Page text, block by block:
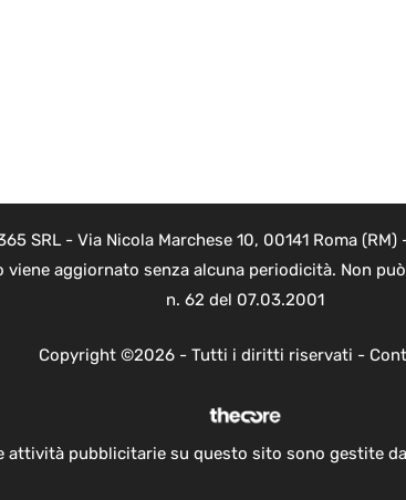
SRL - Via Nicola Marchese 10, 00141 Roma
aggiornato senza alcuna periodicità. Non
n. 62 del 07.03.2001
Copyright ©2026 - Tutti i diritti riservati -
attività pubblicitarie su questo sito sono gestite